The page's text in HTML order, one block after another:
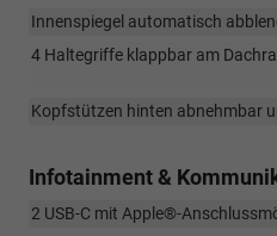
Innenspiegel automatisch
4 Haltegriffe klappbar am
Kopfstützen hinten abnehmbar
Infotainment &
2 USB-C mit Apple®-